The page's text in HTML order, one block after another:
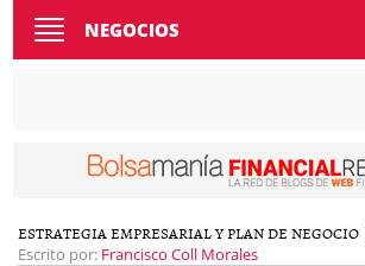
Toggle
navigation
NEGOCIOS
ESTRATEGIA EMPRESARIAL Y PLAN DE NEGOCIO
Escrito por: Francisco Coll Morales